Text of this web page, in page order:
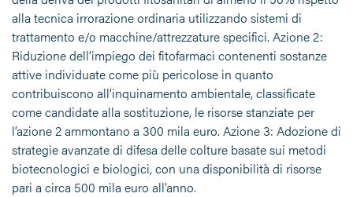
alla tecnica irrorazione ordinaria utilizzando sistemi di
trattamento e/o macchine/attrezzature specifici. Azione 2:
Riduzione dell’impiego dei fitofarmaci contenenti sostanze
attive individuate come più pericolose in quanto
contribuiscono all’inquinamento ambientale, classificate
come candidate alla sostituzione, le risorse stanziate per
l’azione 2 ammontano a 300 mila euro. Azione 3: Adozione di
strategie avanzate di difesa delle colture basate sui metodi
biotecnologici e biologici, con una disponibilità di risorse
pari a circa 500 mila euro all’anno.